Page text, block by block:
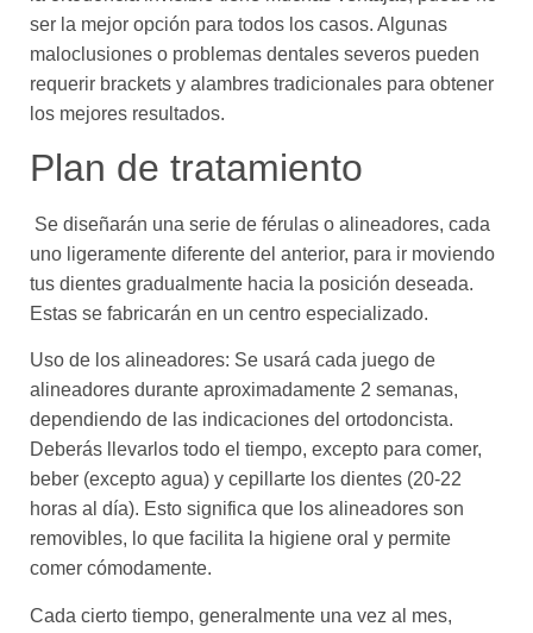
ser la mejor opción para todos los casos. Algunas
maloclusiones o problemas dentales severos pueden
requerir brackets y alambres tradicionales para obtener
los mejores resultados.
Plan de tratamiento
Se diseñarán una serie de férulas o alineadores, cada
uno ligeramente diferente del anterior, para ir moviendo
tus dientes gradualmente hacia la posición deseada.
Estas se fabricarán en un centro especializado.
Uso de los alineadores: Se usará cada juego de
alineadores durante aproximadamente 2 semanas,
dependiendo de las indicaciones del ortodoncista.
Deberás llevarlos todo el tiempo, excepto para comer,
beber (excepto agua) y cepillarte los dientes (20-22
horas al día). Esto significa que los alineadores son
removibles, lo que facilita la higiene oral y permite
comer cómodamente.
Cada cierto tiempo, generalmente una vez al mes,